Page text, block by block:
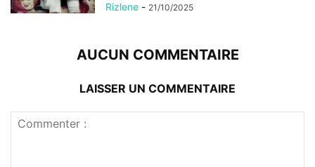
Rizlene - 21/10/2025
AUCUN COMMENTAIRE
LAISSER UN COMMENTAIRE